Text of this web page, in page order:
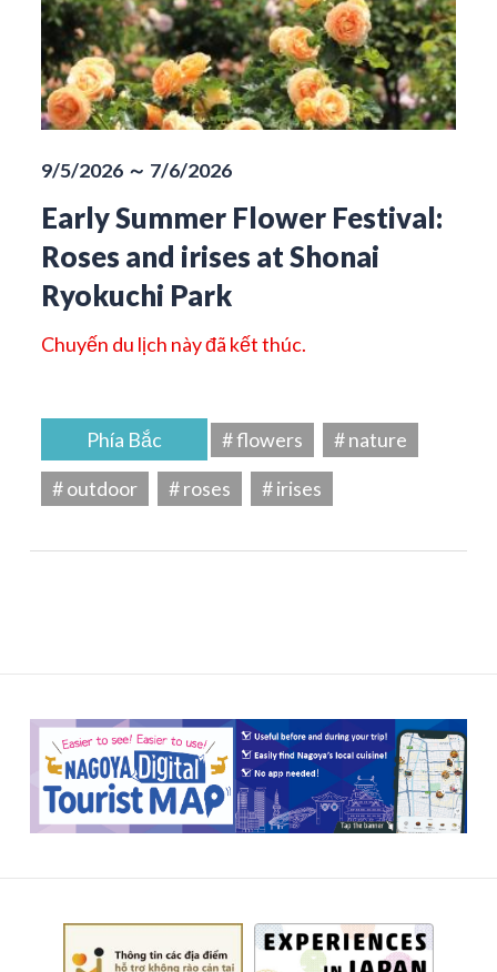
9/5/2026 ～ 7/6/2026
Early Summer Flower Festival:
Roses and irises at Shonai
Ryokuchi Park
Chuyến du lịch này đã kết thúc.
Phía Bắc # flowers
# nature
# outdoor
# roses # irises